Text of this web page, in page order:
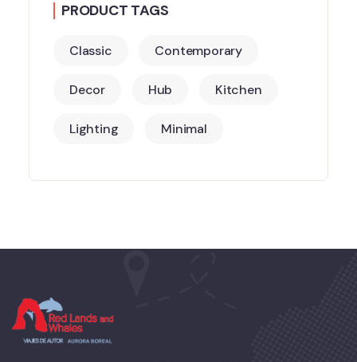
PRODUCT TAGS
Classic Contemporary
Decor Hub Kitchen
Lighting Minimal